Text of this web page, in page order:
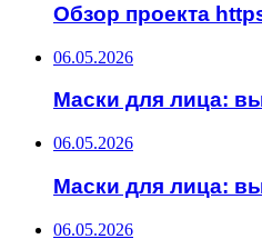
Обзор проекта
06.05.2026
Маски для лица:
06.05.2026
Маски для лица:
06.05.2026